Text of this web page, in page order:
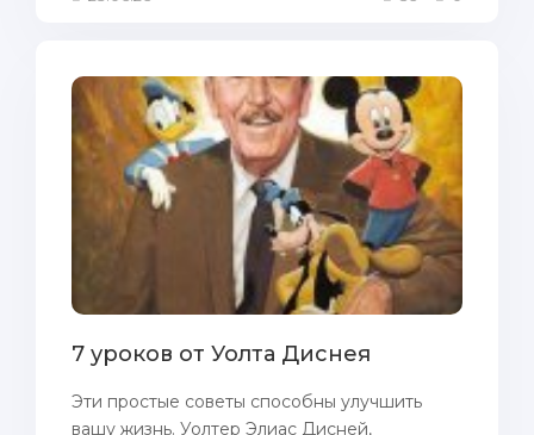
7 уроков от Уолта Диснея
Эти простые советы способны улучшить
вашу жизнь. Уолтер Элиас Дисней,